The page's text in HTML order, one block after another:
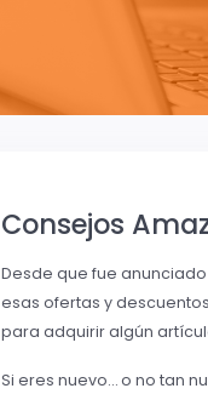
Consejos
Desde que fue
esas ofertas y
para adquirir algún
Si eres nuevo… o no tan